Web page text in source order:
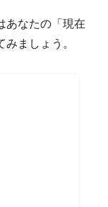
あなたの「現在
ましょう。